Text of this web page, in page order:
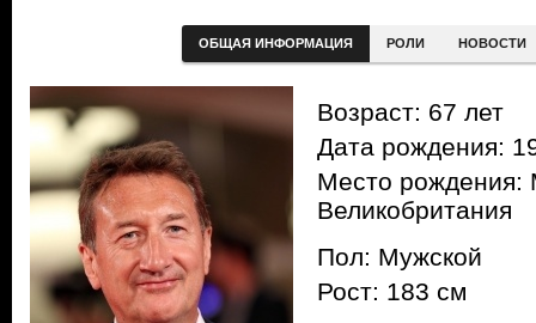
ОБЩАЯ ИНФОРМАЦИЯ РОЛИ НОВОСТИ
Возраст: 67 лет
Дата рождения:
Место рождения:
Великобритания
Пол: Мужской
Рост: 183 см